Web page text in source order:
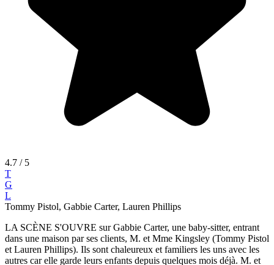
4.7 / 5
T
G
L
Tommy Pistol, Gabbie Carter, Lauren Phillips
LA SCÈNE S'OUVRE sur Gabbie Carter, une baby-sitter, entrant
dans une maison par ses clients, M. et Mme Kingsley (Tommy Pistol
et Lauren Phillips). Ils sont chaleureux et familiers les uns avec les
autres car elle garde leurs enfants depuis quelques mois déjà. M. et